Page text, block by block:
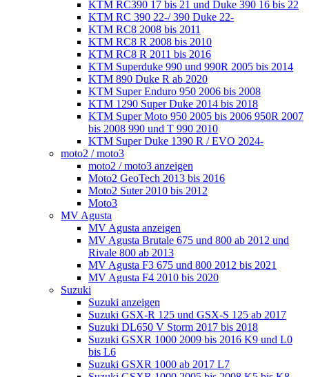
KTM RC390 17 bis 21 und Duke 390 16 bis 22
KTM RC 390 22-/ 390 Duke 22-
KTM RC8 2008 bis 2011
KTM RC8 R 2008 bis 2010
KTM RC8 R 2011 bis 2016
KTM Superduke 990 und 990R 2005 bis 2014
KTM 890 Duke R ab 2020
KTM Super Enduro 950 2006 bis 2008
KTM 1290 Super Duke 2014 bis 2018
KTM Super Moto 950 2005 bis 2006 950R 2007
bis 2008 990 und T 990 2010
KTM Super Duke 1390 R / EVO 2024-
moto2 / moto3
moto2 / moto3 anzeigen
Moto2 GeoTech 2013 bis 2016
Moto2 Suter 2010 bis 2012
Moto3
MV Agusta
MV Agusta anzeigen
MV Agusta Brutale 675 und 800 ab 2012 und
Rivale 800 ab 2013
MV Agusta F3 675 und 800 2012 bis 2021
MV Agusta F4 2010 bis 2020
Suzuki
Suzuki anzeigen
Suzuki GSX-R 125 und GSX-S 125 ab 2017
Suzuki DL650 V Storm 2017 bis 2018
Suzuki GSXR 1000 2009 bis 2016 K9 und L0
bis L6
Suzuki GSXR 1000 ab 2017 L7